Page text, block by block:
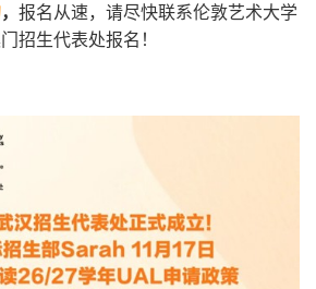
， 报名从速，请尽快联系伦敦艺术大学
招生代表处报名！